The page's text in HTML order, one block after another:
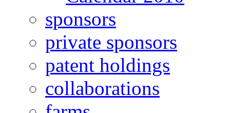
sponsors
private sponsors
patent holdings
collaborations